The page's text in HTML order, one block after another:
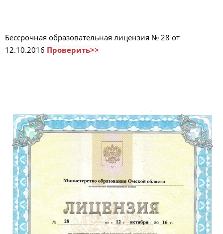
Бессрочная образовательная лицензия № 28 от
12.10.2016 Проверить>>